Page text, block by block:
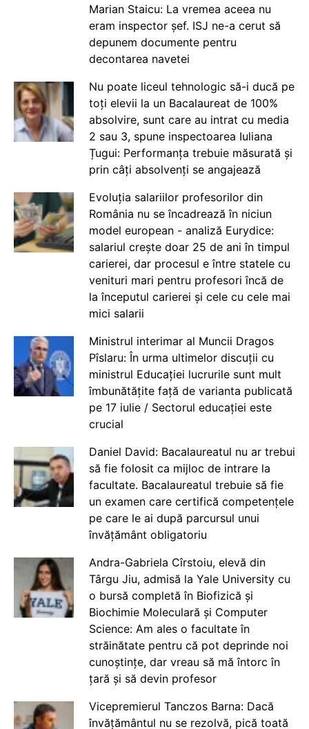
Marian Staicu: La vremea aceea nu
eram inspector șef. ISJ ne-a cerut să
depunem documente pentru
decontarea navetei
Nu poate liceul tehnologic să-i ducă pe
toți elevii la un Bacalaureat de 100%
absolvire, sunt care au intrat cu media
2 sau 3, spune inspectoarea Iuliana
Țugui: Performanța trebuie măsurată și
prin câți absolvenți se angajează
Evoluția salariilor profesorilor din
România nu se încadrează în niciun
model european - analiză Eurydice:
salariul crește doar 25 de ani în timpul
carierei, dar procesul e între statele cu
venituri mari pentru profesori încă de
la începutul carierei și cele cu cele mai
mici salarii
Ministrul interimar al Muncii Dragos
Pîslaru: În urma ultimelor discuții cu
ministrul Educației lucrurile sunt mult
îmbunătățite față de varianta publicată
pe 17 iulie / Sectorul educației este
crucial
Daniel David: Bacalaureatul nu ar trebui
să fie folosit ca mijloc de intrare la
facultate. Bacalaureatul trebuie să fie
un examen care certifică competențele
pe care le ai după parcursul unui
învățământ obligatoriu
Andra-Gabriela Cîrstoiu, elevă din
Târgu Jiu, admisă la Yale University cu
o bursă completă în Biofizică și
Biochimie Moleculară și Computer
Science: Am ales o facultate în
străinătate pentru că pot deprinde noi
cunoștințe, dar vreau să mă întorc în
țară și să devin profesor
Vicepremierul Tanczos Barna: Dacă
învățământul nu se rezolvă, pică toată